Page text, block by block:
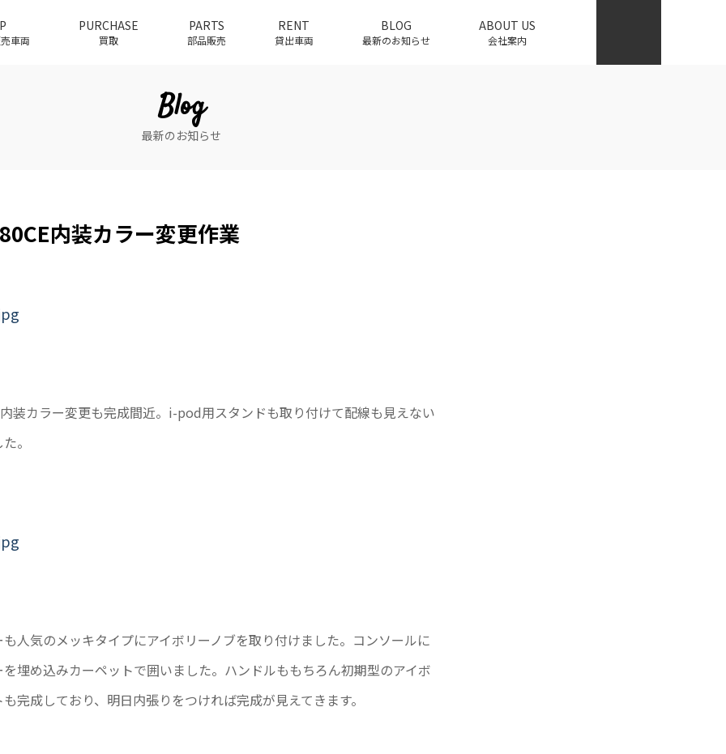
車両
PURCHASE
買取
PARTS
部品販売
RENT
貸出車両
BLOG
最新のお知らせ
ABOUT US
会社案内
Blog
最新のお知らせ
内装カラー変更作業
装カラー変更も完成間近。i-pod用スタンドも取り付けて配線も見えない
。
も人気のメッキタイプにアイボリーノブを取り付けました。コンソールに
埋め込みカーペットで囲いました。ハンドルももちろん初期型のアイボ
完成しており、明日内張りをつければ完成が見えてきます。